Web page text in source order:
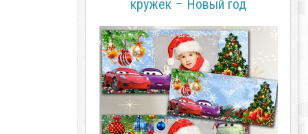
кружек – Новый год